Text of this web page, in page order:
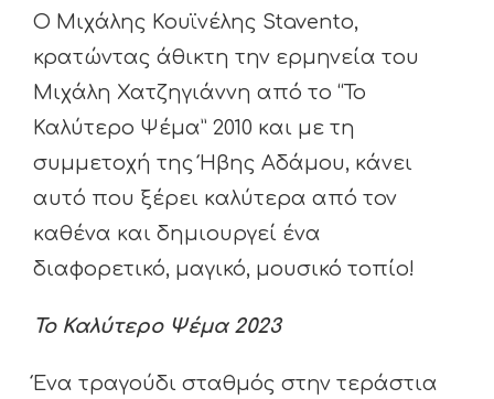
Ο Μιχάλης Κουϊνέλης Stavento,
κρατώντας άθικτη την ερμηνεία του
Μιχάλη Χατζηγιάννη από το “Το
Καλύτερο Ψέμα” 2010 και με τη
συμμετοχή της Ήβης Αδάμου, κάνει
αυτό που ξέρει καλύτερα από τον
καθένα και δημιουργεί ένα
διαφορετικό, μαγικό, μουσικό τοπίο!
Το Καλύτερο Ψέμα 2023
Ένα τραγούδι σταθμός στην τεράστια